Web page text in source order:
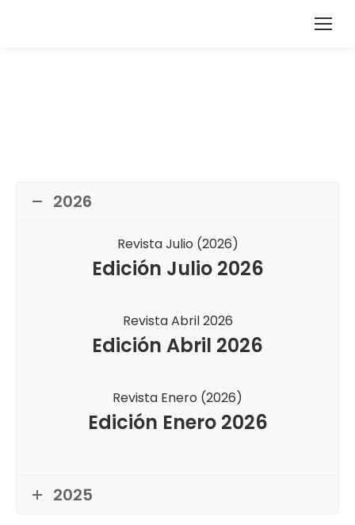
2026
Revista Julio (2026)
Edición Julio 2026
Revista Abril 2026
Edición Abril 2026
Revista Enero (2026)
Edición Enero 2026
2025